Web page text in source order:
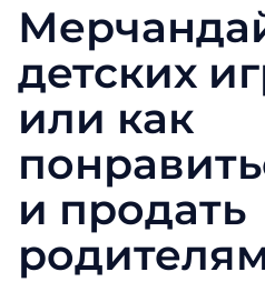
детских
или как
и продать